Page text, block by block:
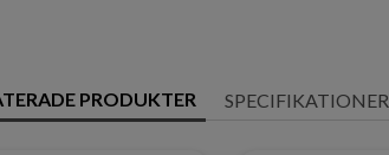
PRODUKTER SPECIFIKATIONER